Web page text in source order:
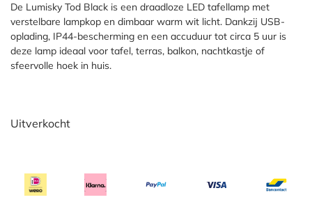
De Lumisky Tod Black is een draadloze LED tafellamp met
verstelbare lampkop en dimbaar warm wit licht. Dankzij USB-
oplading, IP44-bescherming en een accuduur tot circa 5 uur is
deze lamp ideaal voor tafel, terras, balkon, nachtkastje of
sfeervolle hoek in huis.
Uitverkocht